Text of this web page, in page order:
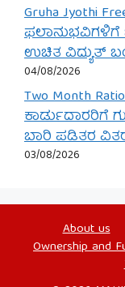
Gruha Jyothi
ಫಲಾನುಭವಿಗಳಿಗೆ
ಉಚಿತ ವಿದ್ಯುತ್
04/08/2026
Two Month
ಕಾರ್ಡುದಾರರಿಗೆ
ಬಾರಿ ಪಡಿತರ
03/08/2026
About us
Ownership and